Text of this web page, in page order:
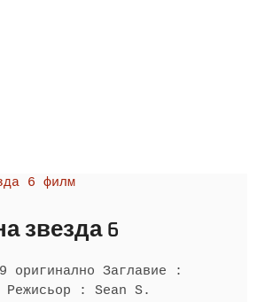
звезда 6
оригинално Заглавие :
: Sean S.